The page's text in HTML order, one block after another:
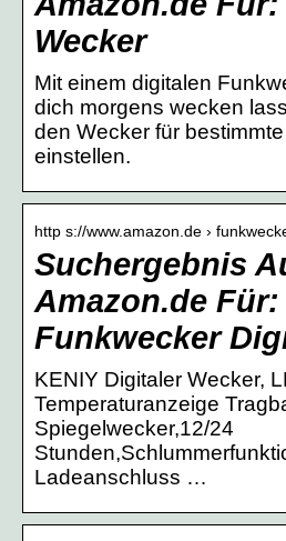
Wecker
Mit einem digitalen
dich morgens wecken
den Wecker für
einstellen.
http s://www.amazon.de ›
Suchergebnis
Amazon.de Für:
Funkwecker
KENIY Digitaler Wecker,
Temperaturanzeige
Spiegelwecker,12/24
Ladeanschluss …